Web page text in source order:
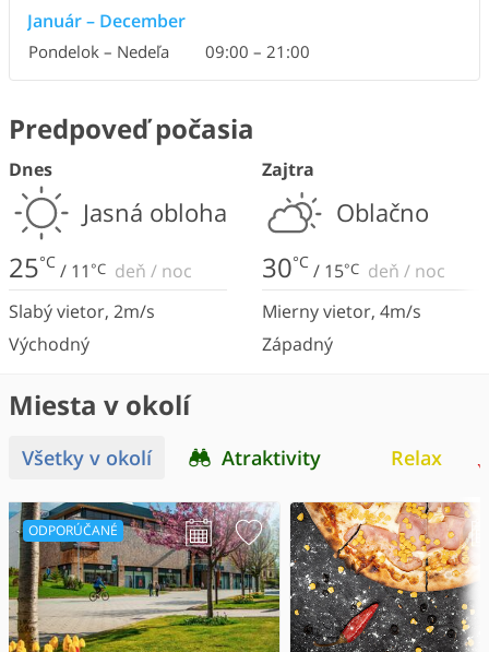
Január– December
Pondelok – Nedeľa 09:00 – 21:00
Predpoveď počasia
Dnes
Jasná obloha
25°C / 11°C deň / noc
Slabý vietor, 2m/s
Východný
Zajtra
Oblačno
30°C / 15°C deň / noc
Mierny vietor, 4m/s
Západný
Miesta v okolí
Všetky v okolí Atraktivity Relax
ODPORÚČANÉ